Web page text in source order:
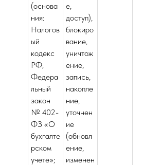
(основа
ния:
Налогов
ый
кодекс
РФ;
Федера
льный
закон
№ 402-
ФЗ «О
бухгалте
рском
учете»;
е,
доступ),
блокиро
вание,
уничтож
ение,
запись,
накопле
ние,
уточнен
ие
(обновл
ение,
изменен